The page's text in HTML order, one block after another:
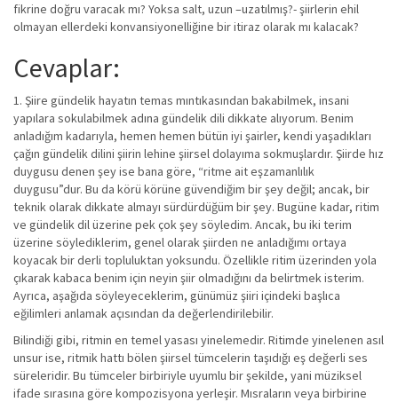
fikrine doğru varacak mı? Yoksa salt, uzun –uzatılmış?- şiirlerin ehil
olmayan ellerdeki konvansiyonelliğine bir itiraz olarak mı kalacak?
Cevaplar:
1. Şiire gündelik hayatın temas mıntıkasından bakabilmek, insani
yapılara sokulabilmek adına gündelik dili dikkate alıyorum. Benim
anladığım kadarıyla, hemen hemen bütün iyi şairler, kendi yaşadıkları
çağın gündelik dilini şiirin lehine şiirsel dolayıma sokmuşlardır. Şiirde hız
duygusu denen şey ise bana göre, “ritme ait eşzamanlılık
duygusu”dur. Bu da körü körüne güvendiğim bir şey değil; ancak, bir
teknik olarak dikkate almayı sürdürdüğüm bir şey. Bugüne kadar, ritim
ve gündelik dil üzerine pek çok şey söyledim. Ancak, bu iki terim
üzerine söylediklerim, genel olarak şiirden ne anladığımı ortaya
koyacak bir derli topluluktan yoksundu. Özellikle ritim üzerinden yola
çıkarak kabaca benim için neyin şiir olmadığını da belirtmek isterim.
Ayrıca, aşağıda söyleyeceklerim, günümüz şiiri içindeki başlıca
eğilimleri anlamak açısından da değerlendirilebilir.
Bilindiği gibi, ritmin en temel yasası yinelemedir. Ritimde yinelenen asıl
unsur ise, ritmik hattı bölen şiirsel tümcelerin taşıdığı eş değerli ses
süreleridir. Bu tümceler birbiriyle uyumlu bir şekilde, yani müziksel
ifade sırasına göre kompozisyona yerleşir. Mısraların veya birbirine